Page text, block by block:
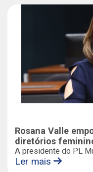
Rosana Valle
diretórios
A presidente do PL
Ler mais